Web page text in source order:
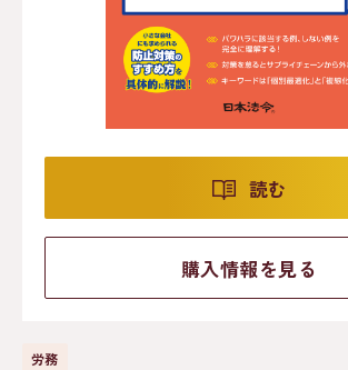
読む
購入情報を見る
労務